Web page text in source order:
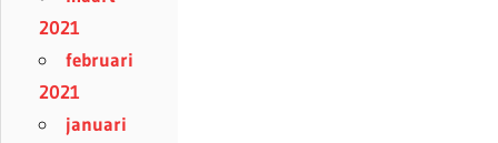
2021
februari
2021
januari